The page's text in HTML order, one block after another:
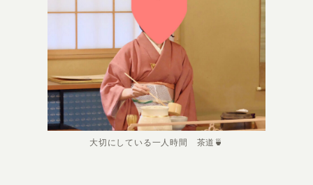
大切にしている一人時間 茶道🍵